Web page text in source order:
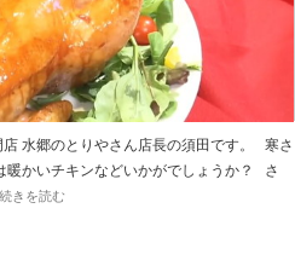
水郷のとりやさん店長の須田です。 寒さ
暖かいチキンなどいかがでしょうか？ さ
きを読む